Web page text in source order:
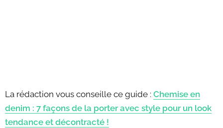
La rédaction vous conseille ce guide : Chemise en
denim : 7 façons de la porter avec style pour un look
tendance et décontracté !